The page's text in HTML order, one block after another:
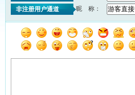
非注册用户通道
昵 称：